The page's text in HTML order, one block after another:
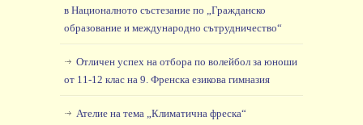
в Националното състезание по „Гражданско
образование и международно сътрудничество“
Отличен успех на отбора по волейбол за юноши
от 11-12 клас на 9. Френска езикова гимназия
Ателие на тема „Климатична фреска“